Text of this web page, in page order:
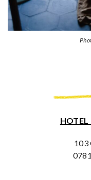
HOTEL
103